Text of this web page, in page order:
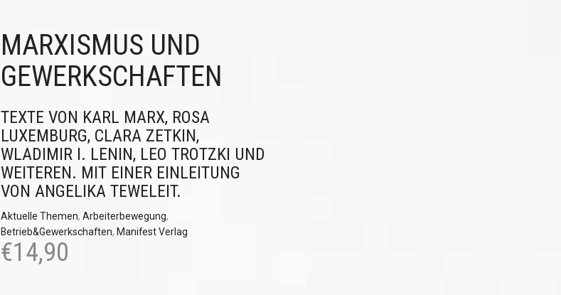
MARXISMUS UND
GEWERKSCHAFTEN
TEXTE VON KARL MARX, ROSA
LUXEMBURG, CLARA ZETKIN,
WLADIMIR I. LENIN, LEO TROTZKI UND
WEITEREN. MIT EINER EINLEITUNG
VON ANGELIKA TEWELEIT.
Aktuelle Themen, Arbeiterbewegung,
Betrieb&Gewerkschaften, Manifest Verlag
€14,90